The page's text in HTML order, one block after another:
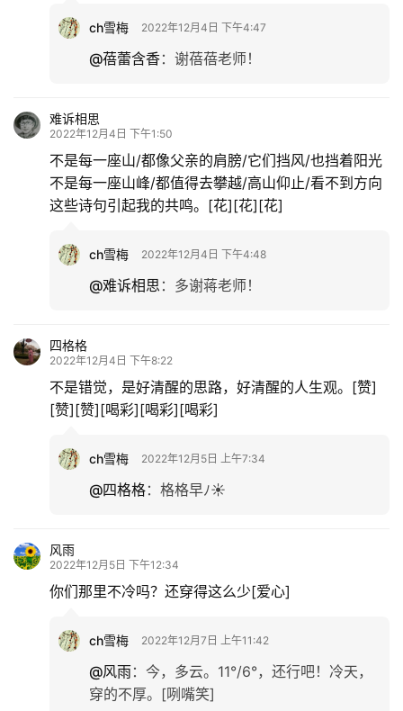
ch雪梅 2022年12月4日 下午4:47
@蓓蕾含香： 谢蓓蓓老师！
难诉相思
2022年12月4日 下午1:50
不是每一座山/都像父亲的肩膀/它们挡风/也挡着阳光
不是每一座山峰/都值得去攀越/高山仰止/看不到方向
这些诗句引起我的共鸣。[花][花][花]
ch雪梅 2022年12月4日 下午4:48
@难诉相思 ： 多谢蒋老师！
四格格
2022年12月4日 下午8:22
不是错觉，是好清醒的思路，好清醒的人生观。[赞]
[赞][赞][喝彩][喝彩][喝彩]
ch雪梅 2022年12月5日 上午7:34
@四格格： 格格早ﾉ☀
风雨
2022年12月5日 下午12:34
你们那里不冷吗？还穿得这么少[爱心]
ch雪梅 2022年12月7日 上午11:42
@风雨： 今，多云。11°/6°，还行吧！冷天，
穿的不厚。[咧嘴笑]